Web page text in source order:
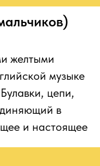
желтыми
музыке
цепи,
в
и настоящее